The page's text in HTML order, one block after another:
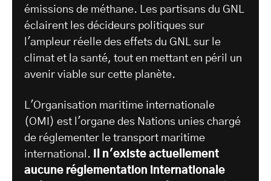
émissions de méthane. Les partisans du GNL
éclairent les décideurs politiques sur
l'ampleur réelle des effets du GNL sur le
climat et la santé, tout en mettant en péril un
avenir viable sur cette planète.
L'Organisation maritime internationale
(OMI) est l'organe des Nations unies chargé
de réglementer le transport maritime
international.
Il n'existe actuellement
aucune réglementation internationale